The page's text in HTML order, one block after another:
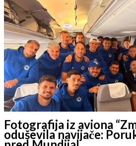
Fotografija iz aviona
oduševila navijače: